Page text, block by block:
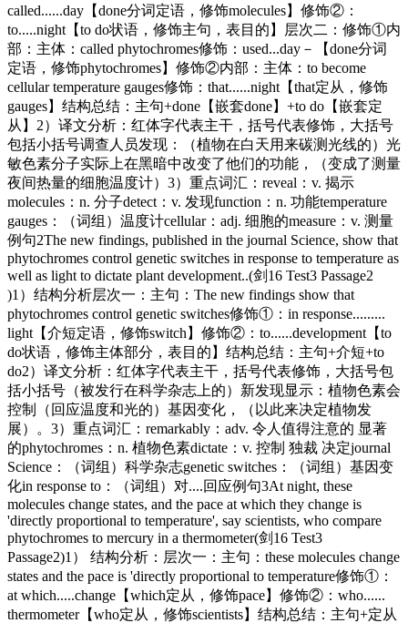
called......day【done分词定语，修饰molecules】修饰②：
to.....night【to do状语，修饰主句，表目的】层次二：修饰①内
部：主体：called phytochromes修饰：used...day－【done分词
定语，修饰phytochromes】修饰②内部：主体：to become
cellular temperature gauges修饰：that......night【that定从，修饰
gauges】结构总结：主句+done【嵌套done】+to do【嵌套定
从】2）译文分析：红体字代表主干，括号代表修饰，大括号
包括小括号调查人员发现：（植物在白天用来碳测光线的）光
敏色素分子实际上在黑暗中改变了他们的功能，（变成了测量
夜间热量的细胞温度计）3）重点词汇：reveal：v. 揭示
molecules：n. 分子detect：v. 发现function：n. 功能temperature
gauges：（词组）温度计cellular：adj. 细胞的measure：v. 测量
例句2The new findings, published in the journal Science, show that
phytochromes control genetic switches in response to temperature as
well as light to dictate plant development..(剑16 Test3 Passage2
)1）结构分析层次一：主句：The new findings show that
phytochromes control genetic switches修饰①：in response.........
light【介短定语，修饰switch】修饰②：to......development【to
do状语，修饰主体部分，表目的】结构总结：主句+介短+to
do2）译文分析：红体字代表主干，括号代表修饰，大括号包
括小括号（被发行在科学杂志上的）新发现显示：植物色素会
控制（回应温度和光的）基因变化，（以此来决定植物发
展）。3）重点词汇：remarkably：adv. 令人值得注意的 显著
的phytochromes：n. 植物色素dictate：v. 控制 独裁 决定journal
Science：（词组）科学杂志genetic switches：（词组）基因变
化in response to：（词组）对....回应例句3At night, these
molecules change states, and the pace at which they change is
'directly proportional to temperature', say scientists, who compare
phytochromes to mercury in a thermometer(剑16 Test3
Passage2)1） 结构分析：层次一：主句：these molecules change
states and the pace is 'directly proportional to temperature修饰①：
at which.....change【which定从，修饰pace】修饰②：who......
thermometer【who定从，修饰scientists】结构总结：主句+定从